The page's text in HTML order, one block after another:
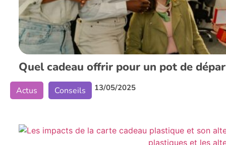
Quel cadeau offrir pour un pot de
Actus Conseils 13/05/2025